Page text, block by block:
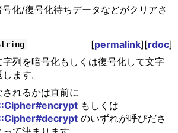
化/復号化待ちデータなどがクリアさ
[permalink][rdoc]
列を暗号化もしくは復号化して文字
ます。
されるかは直前に
もしくは
のいずれが呼びださ